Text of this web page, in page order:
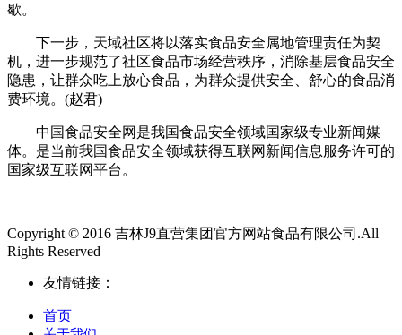
歇。
下一步，天域社区将以落实食品安全属地管理责任为契
机，进一步规范了社区食品市场经营秩序，消除基层食品安全
隐患，让群众吃上放心食品，为群众提供安全、舒心的食品消
费环境。(赵君)
中国食品安全网是我国食品安全领域国家级专业新闻媒
体。是当前我国食品安全领域获得互联网新闻信息服务许可的
国家级互联网平台。
Copyright © 2016 吉林J9直营集团官方网站食品有限公司.All
Rights Reserved
友情链接：
首页